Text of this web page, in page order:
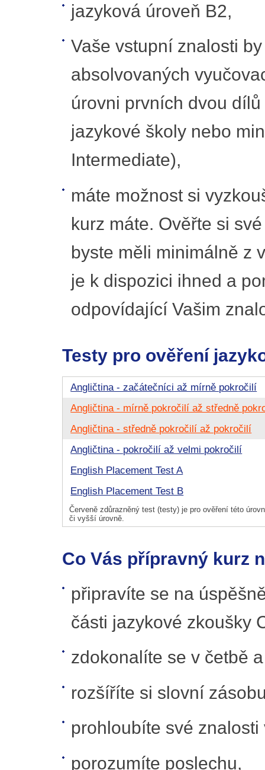
jazyková úroveň B2,
Vaše vstupní znalosti
absolvovaných
úrovni prvních dvou
jazykové školy nebo
Intermediate),
máte možnost si
kurz máte. Ověřte si
byste měli minimálně z
je k dispozici ihned a
odpovídající Vašim
Testy pro ověření
Angličtina - začátečníci až mírně pokročilí
Angličtina - mírně pokročilí až středně
Angličtina - středně pokročilí až pokročilí
Angličtina - pokročilí až velmi pokročilí
English Placement Test A
English Placement Test B
Červeně zdůrazněný test (testy) je pro ověření této
či vyšší úrovně.
Co Vás přípravný kurz
připravíte se na
části jazykové zkoušky
zdokonalíte se v četbě
rozšíříte si slovní
prohloubíte své znalosti
porozumíte poslechu,